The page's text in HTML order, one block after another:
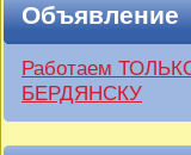
Объявление
Работаем
БЕРДЯНСКУ